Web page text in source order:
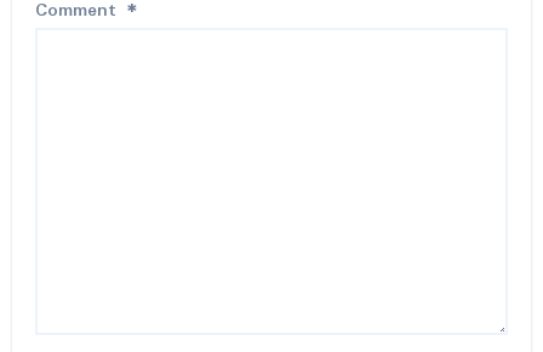
Comment *